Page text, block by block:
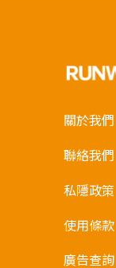
關於我們
聯絡我們
私隱政策
使用條款
廣告查詢